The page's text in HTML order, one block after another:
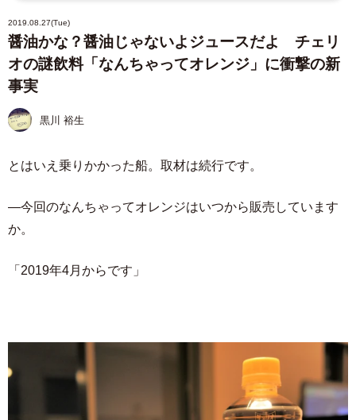
2019.08.27(Tue)
醤油かな？醤油じゃないよジュースだよ チェリ
オの謎飲料「なんちゃってオレンジ」に衝撃の新
事実
黒川 裕生
とはいえ乗りかかった船。取材は続行です。
―今回のなんちゃってオレンジはいつから販売しています
か。
「2019年4月からです」